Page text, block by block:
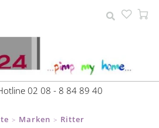
02 08 - 8 84 89 40
> Marken > Ritter